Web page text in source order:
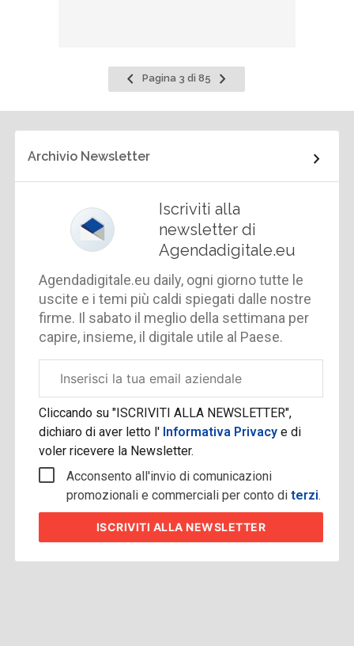
Pagina
precedente
Pagina 3 di 85
Pagina
successiva
Archivio Newsletter
Iscriviti alla
newsletter di
Agendadigitale.eu
Agendadigitale.eu daily, ogni giorno tutte le
uscite e i temi più caldi spiegati dalle nostre
firme. Il sabato il meglio della settimana per
capire, insieme, il digitale utile al Paese.
aziendale
Cliccando su "ISCRIVITI ALLA NEWSLETTER",
dichiaro di aver letto l' Informativa Privacye di
voler ricevere la Newsletter.
Acconsento all'invio di comunicazioni
promozionali e commerciali per conto diterzi.
ISCRIVITI ALLA NEWSLETTER